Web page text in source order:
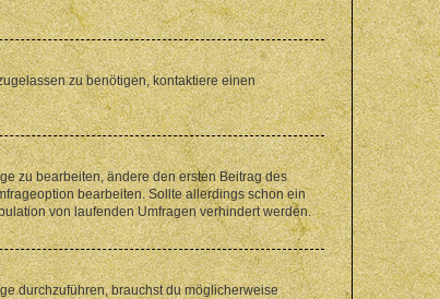
zu benötigen, kontaktiere einen
zu bearbeiten, ändere den ersten Beitrag des
bearbeiten. Sollte allerdings schon ein
von laufenden Umfragen verhindert werden.
durchzuführen, brauchst du möglicherweise